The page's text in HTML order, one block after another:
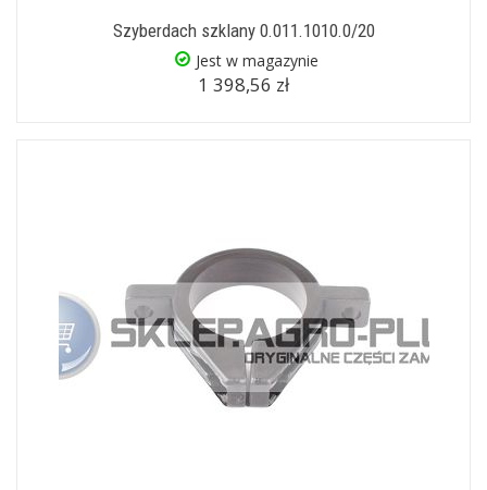
Szyberdach szklany 0.011.1010.0/20
Jest w magazynie
1 398,56 zł